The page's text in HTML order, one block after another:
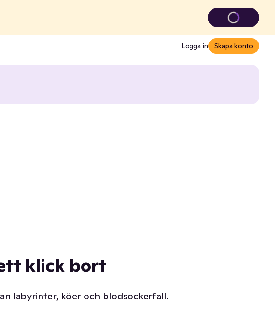
Logga in Skapa konto
klick bort
labyrinter, köer och blodsockerfall.